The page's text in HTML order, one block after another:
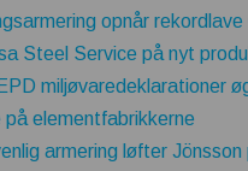
opnår rekordlave
Steel Service på nyt
miljøvaredeklarationer
elementfabrikkerne
armering løfter